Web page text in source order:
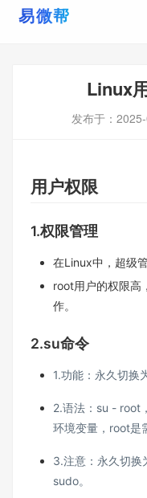
Linux
发布于：
用户权限
1.权限管理
在Linux中，超级
root用户的权限高
作。
2.su命令
1.功能：永久切换
2.语法：su - root
环境变量，root是
3.注意：永久切换
sudo。